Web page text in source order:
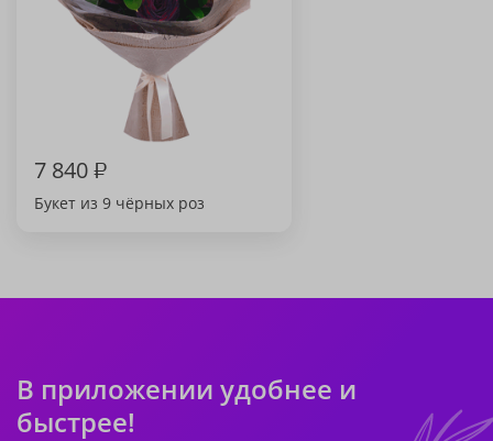
7 840₽
Букет из 9 чёрных роз
В приложении удобнее и
быстрее!